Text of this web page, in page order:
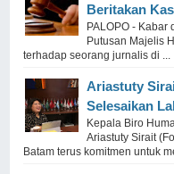
Beritakan
PALOPO - Kabar
Putusan Majelis
terhadap seorang jurnalis di ...
Ariastuty
Selesaikan
Kepala Biro
Ariastuty Sirait
Batam terus komitmen untuk